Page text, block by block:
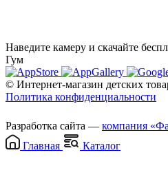
Наведите камеру и скачайте
Гум
© Интернет-магазин детских
Политика конфиденциальности
Разработка сайта — компания
Главная
Каталог